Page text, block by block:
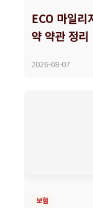
ECO 마일리
약 약관 정리
2026-08-07
보험